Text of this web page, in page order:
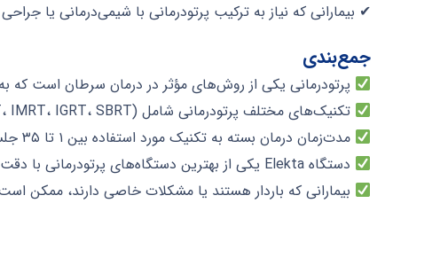
✔ بیمارانی که نیاز به ترکیب پرتودرمانی با شیمی‌درمانی یا جراحی
جمع‌بندی
پرتودرمانی یکی از روش‌های مؤثر در درمان سرطان است که
تکنیک‌های مختلف پرتودرمانی شامل EBRT (۳D-CRT، IMRT، IGRT، SBRT) و براکی‌تراپی (HDR و LDR) هستند.
مدت‌زمان درمان بسته به تکنیک مورد استفاده بین ۱ تا ۳۵ جلسه متغیر است.
دستگاه Elekta یکی از بهترین دستگاه‌های پرتودرمانی با دقت بالا و کاهش آسیب به بافت‌های سالم است.
بیمارانی که باردار هستند یا مشکلات خاصی دارند، ممکن